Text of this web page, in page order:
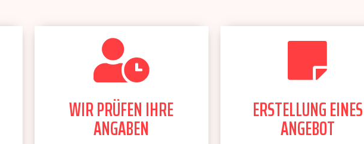
WIR PRÜFEN IHRE
ANGABEN
ERSTELLUNG EINES
ANGEBOT